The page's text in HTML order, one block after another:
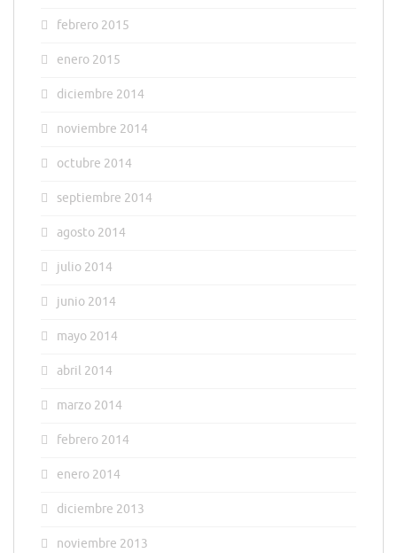
febrero 2015
enero 2015
diciembre 2014
noviembre 2014
octubre 2014
septiembre 2014
agosto 2014
julio 2014
junio 2014
mayo 2014
abril 2014
marzo 2014
febrero 2014
enero 2014
diciembre 2013
noviembre 2013